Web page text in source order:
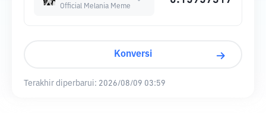
Official Melania Meme
Konversi
Terakhir diperbarui: 2026/08/09 03:59